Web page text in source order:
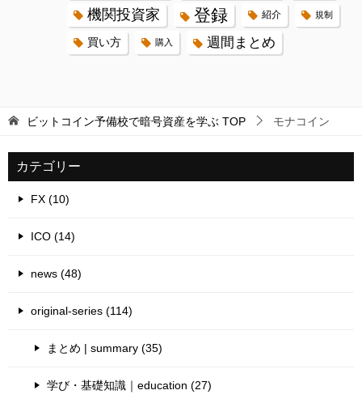
機関投資家 登録 紹介 規制
買い方 購入 週間まとめ
ビットコイン予備校で暗号資産を学ぶ TOP モナコイン
カテゴリー
FX (10)
ICO (14)
news (48)
original-series (114)
まとめ | summary (35)
学び・基礎知識｜education (27)